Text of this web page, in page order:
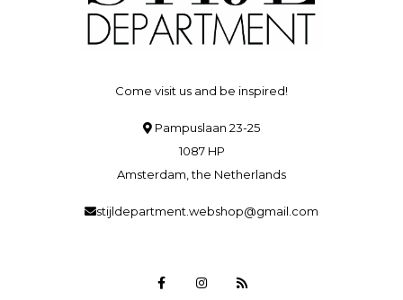
Come visit us and be inspired!
Pampuslaan 23-25
1087 HP
Amsterdam, the Netherlands
stijldepartment.webshop@gmail.com